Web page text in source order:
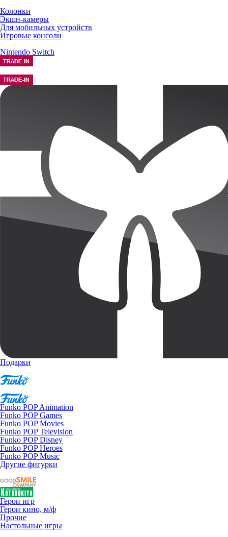
Колонки
Экшн-камеры
Для мобильных устройств
Игровые консоли
Nintendo Switch
Подарки
Funko POP Animation
Funko POP Games
Funko POP Movies
Funko POP Television
Funko POP Disney
Funko POP Heroes
Funko POP Music
Другие фигурки
Герои игр
Герои кино, м/ф
Прочие
Настольные игры